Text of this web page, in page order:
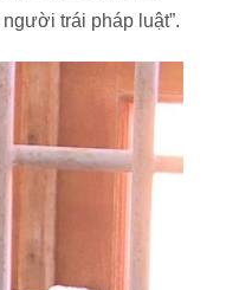
trái pháp luật”.